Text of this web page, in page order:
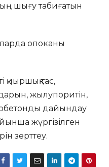
шығу табиғатын
опоканы
қиыршық тас,
жылупоритін,
дайындау
жүргізілген
зерттеу.